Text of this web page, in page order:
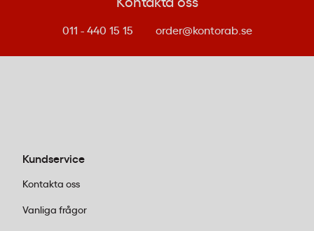
Kontakta oss
011 - 440 15 15 order@kontorab.se
Kundservice
Kontakta oss
Vanliga frågor